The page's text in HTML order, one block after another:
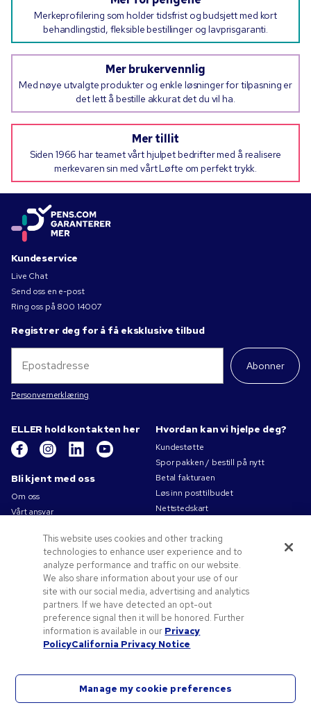
Merkeprofilering som holder tidsfrist og budsjett med kort
behandlingstid, fleksible bestillinger og lavprisgaranti.
Mer brukervennlig
Med nøye utvalgte produkter og enkle løsninger for tilpasning er
det lett å bestille akkurat det du vil ha.
Mer tillit
Siden 1966 har teamet vårt hjulpet bedrifter med å realisere
merkevaren sin med vårt Løfte om perfekt trykk.
Kundeservice
Live Chat
Send oss en e-post
Ring oss på 800 14007
Registrer deg for å få eksklusive tilbud
Abonner
Personvernerklæring
ELLER hold kontakten her
Bli kjent med oss
Om oss
Vårt ansvar
Bruksvilkår
Salgsbetingelser
Jobb for Pens.com
Tilbud og ressurser
Profileringsartikler
Kampanjekoder og -kuponger
Tips til logo
Hvordan kan vi hjelpe deg?
Kundestøtte
Spor pakken / bestill på nytt
Betal fakturaen
Løs inn posttilbudet
Nettstedskart
This website uses cookies and other tracking
technologies to enhance user experience and to
analyze performance and traffic on our website.
We also share information about your use of our
site with our social media, advertising and analytics
partners. If we have detected an opt-out
preference signal then it will be honored. Further
information is available in our Privacy
PolicyCalifornia Privacy Notice
Manage my cookie preferences